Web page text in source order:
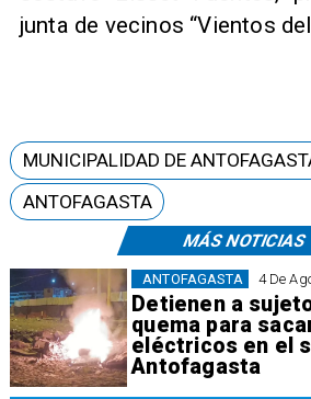
junta de vecinos “Vientos
MÁS NOTICIAS
4 De
Detienen a
quema para
eléctricos en el
Antofagasta
ANTOFAGASTA
MUNICIPALIDAD DE
ANTOFAGASTA